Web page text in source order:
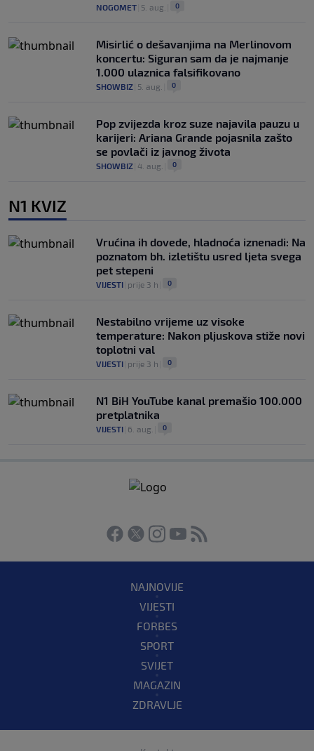
NOGOMET 5. aug. 0
Misirlić o dešavanjima na Merlinovom
koncertu: Siguran sam da je najmanje
1.000 ulaznica falsifikovano
SHOWBIZ 5. aug. 0
Pop zvijezda kroz suze najavila pauzu u
karijeri: Ariana Grande pojasnila zašto
se povlači iz javnog života
SHOWBIZ 4. aug. 0
N1 KVIZ
Vrućina ih dovede, hladnoća iznenadi: Na
poznatom bh. izletištu usred ljeta svega
pet stepeni
VIJESTI prije 3 h 0
Nestabilno vrijeme uz visoke
temperature: Nakon pljuskova stiže novi
toplotni val
VIJESTI prije 3 h 0
N1 BiH YouTube kanal premašio 100.000
pretplatnika
VIJESTI 6. aug. 0
NAJNOVIJE
VIJESTI
FORBES
SPORT
SVIJET
MAGAZIN
ZDRAVLJE